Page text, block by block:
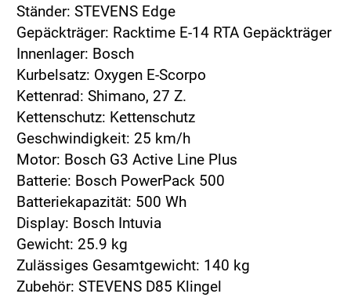
Ständer: STEVENS Edge
Gepäckträger: Racktime E-14 RTA Gepäckträger
Innenlager: Bosch
Kurbelsatz: Oxygen E-Scorpo
Kettenrad: Shimano, 27 Z.
Kettenschutz: Kettenschutz
Geschwindigkeit: 25 km/h
Motor: Bosch G3 Active Line Plus
Batterie: Bosch PowerPack 500
Batteriekapazität: 500 Wh
Display: Bosch Intuvia
Gewicht: 25.9 kg
Zulässiges Gesamtgewicht: 140 kg
Zubehör: STEVENS D85 Klingel